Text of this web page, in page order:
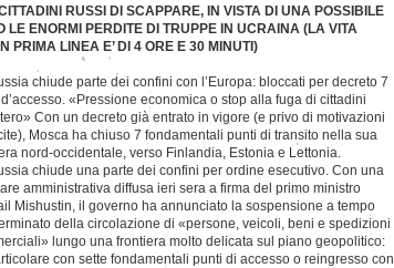
RUSSI DI SCAPPARE, IN VISTA DI UNA POSSIBILE
LE ENORMI PERDITE DI TRUPPE IN UCRAINA (LA VITA
PRIMA LINEA E’ DI 4 ORE E 30 MINUTI)
chiude parte dei confini con l’Europa: bloccati per decreto 7
«Pressione economica o stop alla fuga di cittadini
Con un decreto già entrato in vigore (e privo di motivazioni
Mosca ha chiuso 7 fondamentali punti di transito nella sua
nord-occidentale, verso Finlandia, Estonia e Lettonia.
chiude una parte dei confini per ordine esecutivo. Con una
amministrativa diffusa ieri sera a firma del primo ministro
Mishustin, il governo ha annunciato la sospensione a tempo
della circolazione di «persone, veicoli, beni e spedizioni
lungo una frontiera molto delicata sul piano geopolitico:
con sette fondamentali punti di accesso o reingresso con